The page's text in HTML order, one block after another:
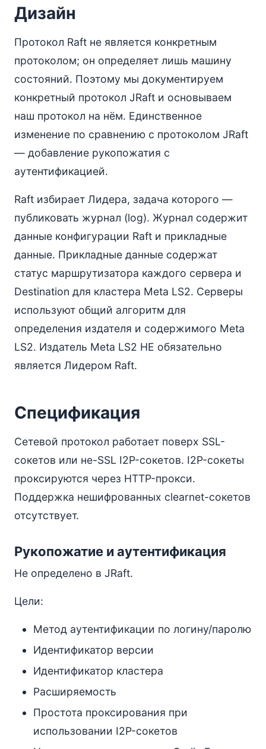
Дизайн
Протокол Raft не является конкретным
протоколом; он определяет лишь машину
состояний. Поэтому мы документируем
конкретный протокол JRaft и основываем
наш протокол на нём. Единственное
изменение по сравнению с протоколом JRaft
— добавление рукопожатия с
аутентификацией.
Raft избирает Лидера, задача которого —
публиковать журнал (log). Журнал содержит
данные конфигурации Raft и прикладные
данные. Прикладные данные содержат
статус маршрутизатора каждого сервера и
Destination для кластера Meta LS2. Серверы
используют общий алгоритм для
определения издателя и содержимого Meta
LS2. Издатель Meta LS2 НЕ обязательно
является Лидером Raft.
Спецификация
Сетевой протокол работает поверх SSL-
сокетов или не-SSL I2P-сокетов. I2P-сокеты
проксируются через HTTP-прокси.
Поддержка нешифрованных clearnet-сокетов
отсутствует.
Рукопожатие и аутентификация
Не определено в JRaft.
Цели:
Метод аутентификации по логину/паролю
Идентификатор версии
Идентификатор кластера
Расширяемость
Простота проксирования при
использовании I2P-сокетов